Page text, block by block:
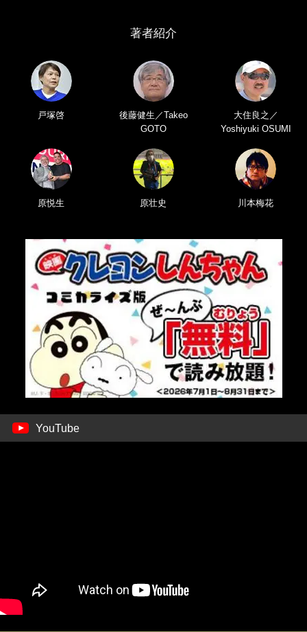
著者紹介
戸塚啓
後藤健生／Takeo
GOTO
大住良之／
Yoshiyuki OSUMI
原悦生 原壮史 川本梅花
YouTube